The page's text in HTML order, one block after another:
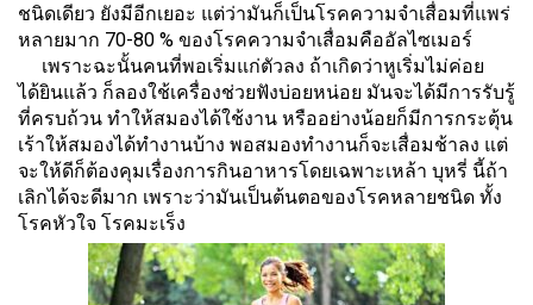
ชนิดเดียว ยังมีอีกเยอะ แต่ว่ามันก็เป็นโรคความจำเสื่อมที่แพร่
หลายมาก 70-80 % ของโรคความจำเสื่อมคืออัลไซเมอร์
เพราะฉะนั้นคนที่พอเริ่มแก่ตัวลง ถ้าเกิดว่าหูเริ่มไม่ค่อย
ได้ยินแล้ว ก็ลองใช้เครื่องช่วยฟังบ่อยหน่อย มันจะได้มีการรับรู้
ที่ครบถ้วน ทำให้สมองได้ใช้งาน หรืออย่างน้อยก็มีการกระตุ้น
เร้าให้สมองได้ทำงานบ้าง พอสมองทำงานก็จะเสื่อมช้าลง แต่
จะให้ดีก็ต้องคุมเรื่องการกินอาหารโดยเฉพาะเหล้า บุหรี่ นี้ถ้า
เลิกได้จะดีมาก เพราะว่ามันเป็นต้นตอของโรคหลายชนิด ทั้ง
โรคหัวใจ โรคมะเร็ง